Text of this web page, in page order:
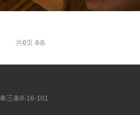
共0页 0条
三条8-16-101